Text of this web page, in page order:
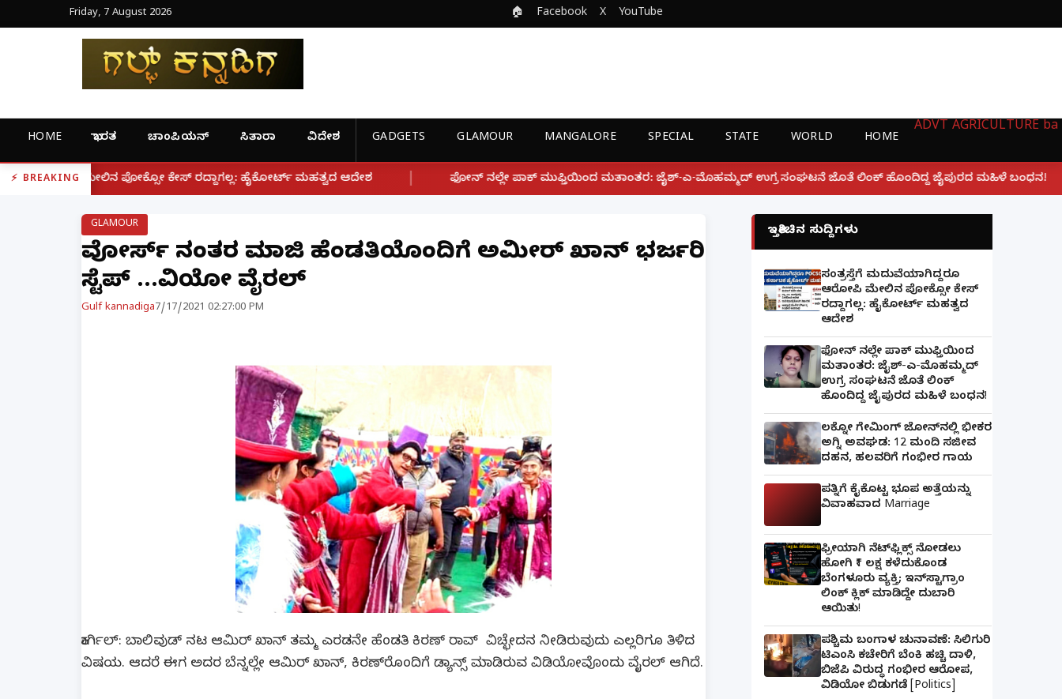
Friday, 7 August 2026 🏠 Facebook X YouTube
HOME ಭಾರತ ಚಾಂಪಿಯನ್ ಸಿತಾರಾ ವಿದೇಶ GADGETS GLAMOUR MANGALORE SPECIAL STATE WORLD HOME
ADVT AGRICULTURE ba
BREAKING
ಕೇಸ್ ರದ್ದಾಗಲ್ಲ: ಹೈಕೋರ್ಟ್ ಮಹತ್ವದ ಆದೇಶ | ಫೋನ್ ನಲ್ಲೇ ಪಾಕ್ ಮುಫ್ತಿಯಿಂದ ಮತಾಂತರ: ಜೈಶ್-ಎ-ಮೊಹಮ್ಮದ್ ಉಗ್ರ ಸಂಘಟನೆ ಜೊತೆ ಲಿಂಕ್ ಹೊಂದಿದ್ದ ಜೈಪುರದ ಮಹಿಳೆ ಬಂಧನ! | ಲಕ್ನೋ
GLAMOUR
ಡಿವೋರ್ಸ್ ನಂತರ ಮಾಜಿ ಹೆಂಡತಿಯೊಂದಿಗೆ ಅಮೀರ್ ಖಾನ್ ಭರ್ಜರಿ
ಸ್ಟೆಪ್ ...ವಿಡಿಯೋ ವೈರಲ್
Gulf kannadiga7/17/2021 02:27:00 PM
ಕಾರ್ಗಿಲ್: ಬಾಲಿವುಡ್ ನಟ ಆಮಿರ್ ಖಾನ್​ ತಮ್ಮ ಎರಡನೇ ಹೆಂಡತಿ ಕಿರಣ್ ರಾವ್ ವಿಚ್ಛೇದನ ನೀಡಿರುವುದು ಎಲ್ಲರಿಗೂ ತಿಳಿದ
ವಿಷಯ. ಆದರೆ ಈಗ ಅದರ ಬೆನ್ನಲ್ಲೇ ಆಮಿರ್ ಖಾನ್, ಕಿರಣ್​ರೊಂದಿಗೆ ಡ್ಯಾನ್ಸ್ ಮಾಡಿರುವ ವಿಡಿಯೋವೊಂದು ವೈರಲ್ ಆಗಿದೆ.
ಇತ್ತೀಚಿನ ಸುದ್ದಿಗಳು
ಸಂತ್ರಸ್ತೆಗೆ ಮದುವೆಯಾಗಿದ್ದರೂ
ಆರೋಪಿ ಮೇಲಿನ ಪೋಕ್ಸೋ ಕೇಸ್
ರದ್ದಾಗಲ್ಲ: ಹೈಕೋರ್ಟ್ ಮಹತ್ವದ
ಆದೇಶ
ಫೋನ್ ನಲ್ಲೇ ಪಾಕ್ ಮುಫ್ತಿಯಿಂದ
ಮತಾಂತರ: ಜೈಶ್-ಎ-ಮೊಹಮ್ಮದ್
ಉಗ್ರ ಸಂಘಟನೆ ಜೊತೆ ಲಿಂಕ್
ಹೊಂದಿದ್ದ ಜೈಪುರದ ಮಹಿಳೆ ಬಂಧನ!
ಲಕ್ನೋ ಗೇಮಿಂಗ್ ಜೋನ್‌ನಲ್ಲಿ ಭೀಕರ
ಅಗ್ನಿ ಅವಘಡ: 12 ಮಂದಿ ಸಜೀವ
ದಹನ, ಹಲವರಿಗೆ ಗಂಭೀರ ಗಾಯ
ಪತ್ನಿಗೆ ಕೈಕೊಟ್ಟ ಭೂಪ ಅತ್ತೆಯನ್ನು
ವಿವಾಹವಾದ Marriage
ಫ್ರೀಯಾಗಿ ನೆಟ್‌ಫ್ಲಿಕ್ಸ್ ನೋಡಲು
ಹೋಗಿ ₹1 ಲಕ್ಷ ಕಳೆದುಕೊಂಡ
ಬೆಂಗಳೂರು ವ್ಯಕ್ತಿ; ಇನ್‌ಸ್ಟಾಗ್ರಾಂ
ಲಿಂಕ್ ಕ್ಲಿಕ್ ಮಾಡಿದ್ದೇ ದುಬಾರಿ
ಆಯಿತು!
ಪಶ್ಚಿಮ ಬಂಗಾಳ ಚುನಾವಣೆ: ಸಿಲಿಗುರಿ
ಟಿಎಂಸಿ ಕಚೇರಿಗೆ ಬೆಂಕಿ ಹಚ್ಚಿ ದಾಳಿ,
ಬಿಜೆಪಿ ವಿರುದ್ಧ ಗಂಭೀರ ಆರೋಪ,
ವಿಡಿಯೋ ಬಿಡುಗಡೆ [Politics]